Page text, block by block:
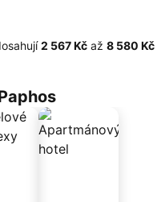
‎2 567 Kč až ‎8 580 Kč